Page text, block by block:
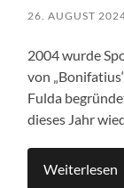
26. AUGUST
2004 wurde
von
Fulda
dieses Jahr
Weiterlesen